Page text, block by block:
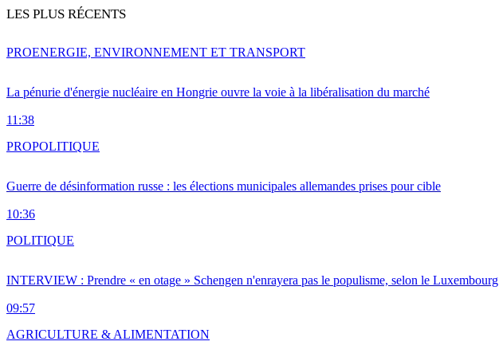
LES PLUS RÉCENTS
La pénurie d'énergie nucléaire en Hongrie ouvre la voie à la libéralisation du marché
11:38
PROENERGIE, ENVIRONNEMENT ET TRANSPORT
Guerre de désinformation russe : les élections municipales allemandes prises pour cible
10:36
PROPOLITIQUE
INTERVIEW : Prendre « en otage » Schengen n'enrayera pas le populisme, selon le Luxembourg
09:57
POLITIQUE
AGRICULTURE & ALIMENTATION